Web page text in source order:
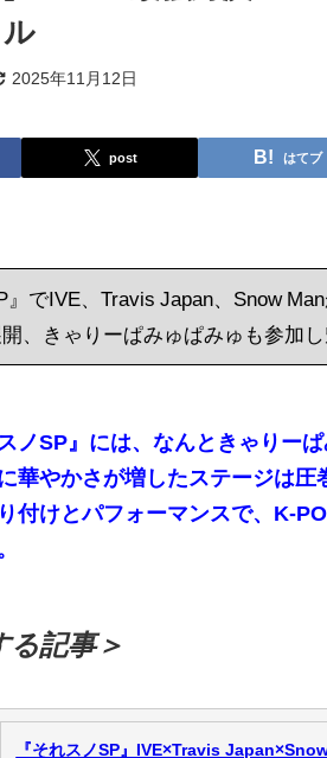
2025年11月12日
post はてブ
』でIVE、Travis Japan、Snow
、きゃりーぱみゅぱみゅも参加し
ノSP』には、なんときゃりー
華やかさが増したステージは
付けとパフォーマンスで、K-
る記事＞
『それスノSP』IVE×Travis